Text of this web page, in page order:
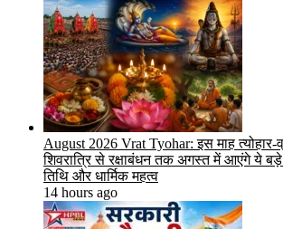
August 2026 Vrat Tyohar: इस माह
शिवरात्रि से रक्षाबंधन तक अगस्त में आएंगे ये बड़े
तिथि और धार्मिक महत्व
14 hours ago